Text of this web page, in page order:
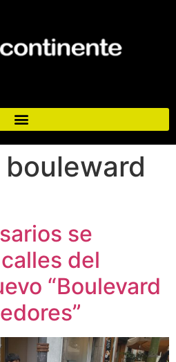
bouleward
se
del
“Boulevard